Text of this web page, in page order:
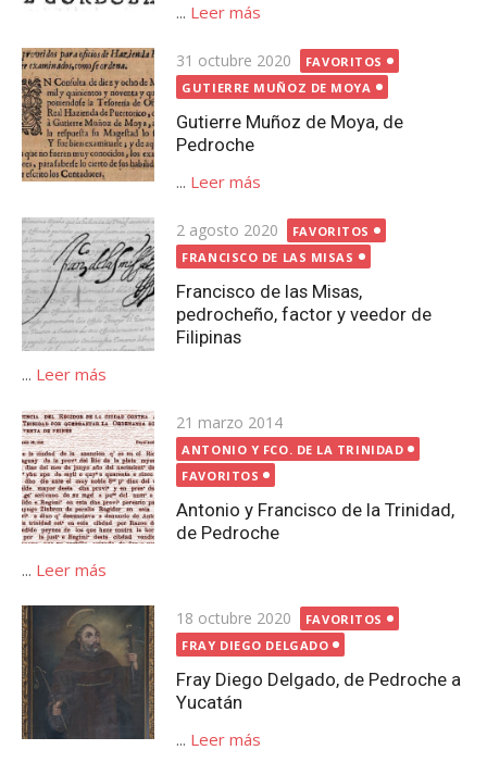
... Leer más
Publicada
el
31 octubre 2020
FAVORITOS
GUTIERRE MUÑOZ DE MOYA
Gutierre Muñoz de Moya, de
Pedroche
... Leer más
Publicada
el
2 agosto 2020
FAVORITOS
FRANCISCO DE LAS MISAS
Francisco de las Misas,
pedrocheño, factor y veedor de
Filipinas
... Leer más
Publicada
el
21 marzo 2014
ANTONIO Y FCO. DE LA TRINIDAD
FAVORITOS
Antonio y Francisco de la Trinidad,
de Pedroche
... Leer más
Publicada
el
18 octubre 2020
FAVORITOS
FRAY DIEGO DELGADO
Fray Diego Delgado, de Pedroche a
Yucatán
... Leer más